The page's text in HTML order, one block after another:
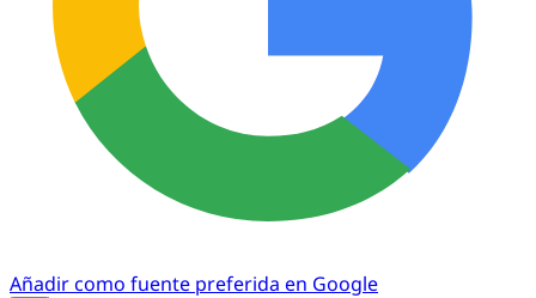
Añadir como fuente preferida en Google